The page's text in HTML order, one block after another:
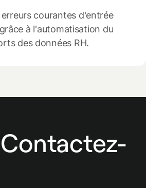
erreurs courantes d'entrée
à l'automatisation du
des données RH.